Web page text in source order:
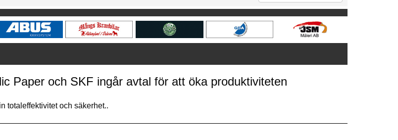
Paper och SKF ingår avtal för att öka produktiviteten
totaleffektivitet och säkerhet..